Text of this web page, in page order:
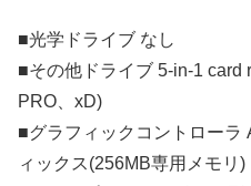
■光学ドライブ なし
■その他ドライブ 5-in-1 card
PRO、xD)
■グラフィックコントローラ
ィックス(256MB専用メモリ)